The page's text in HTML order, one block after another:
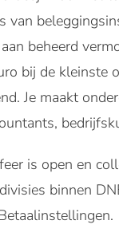
van
beheerd
bij de kleinste
Je maakt
is open en
binnen